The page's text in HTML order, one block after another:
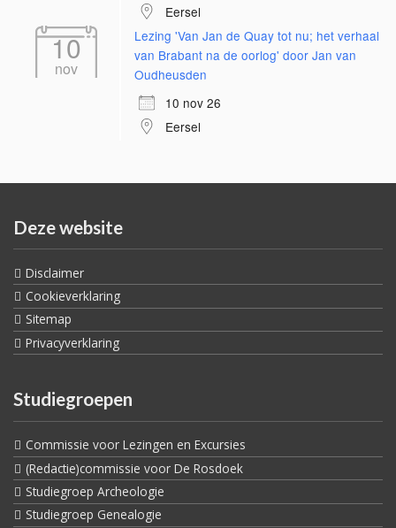
Eersel
10
nov
Lezing 'Van Jan de Quay tot nu; het verhaal
van Brabant na de oorlog' door Jan van
Oudheusden
10 nov 26
Eersel
Deze website
Disclaimer
Cookieverklaring
Sitemap
Privacyverklaring
Studiegroepen
Commissie voor Lezingen en Excursies
(Redactie)commissie voor De Rosdoek
Studiegroep Archeologie
Studiegroep Genealogie